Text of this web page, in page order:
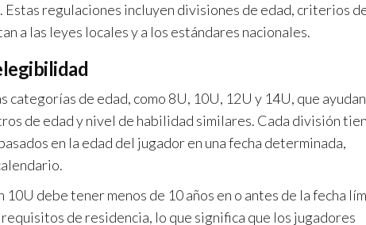
regulaciones incluyen divisiones de edad, criterios
a las leyes locales y a los estándares nacionales.
de edad, como 8U, 10U, 12U y 14U, que
de edad y nivel de habilidad similares. Cada división
en la edad del jugador en una fecha determinada,
debe tener menos de 10 años en o antes de la fecha
de residencia, lo que significa que los jugadores